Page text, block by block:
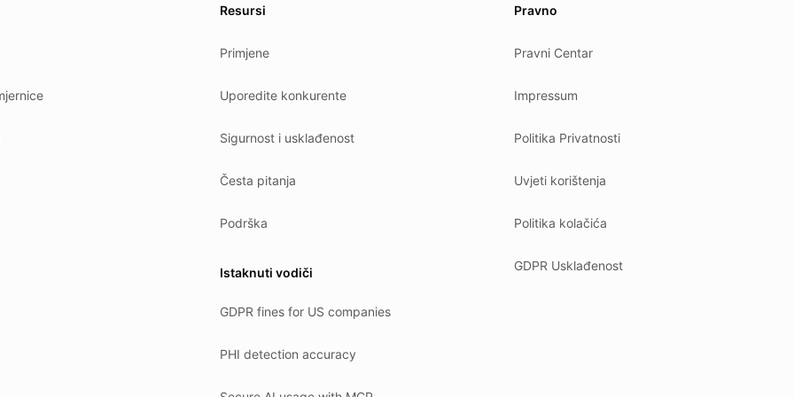
Resursi
Primjene
Uporedite konkurente
Sigurnost i usklađenost
Česta pitanja
Podrška
Istaknuti vodiči
GDPR fines for US companies
PHI detection accuracy
Pravno
Pravni Centar
Impressum
Politika Privatnosti
Uvjeti korištenja
Politika kolačića
GDPR Usklađenost